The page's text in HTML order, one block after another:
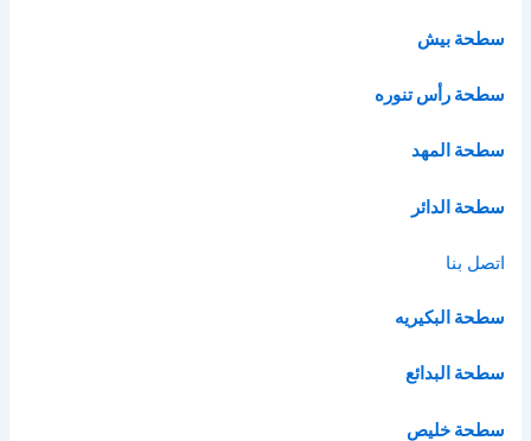
سطحة بيش
سطحة رأس تنوره
سطحة المهد
سطحة الدائر
اتصل بنا
سطحة البكيريه
سطحة البدائع
سطحة خليص